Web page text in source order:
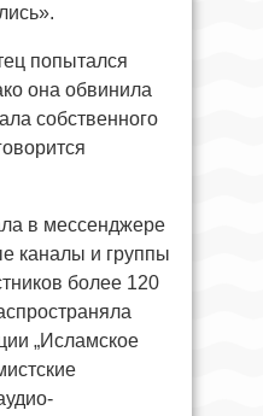
попытался
она обвинила
собственного
в мессенджере
каналы и группы
более 120
„Исламское